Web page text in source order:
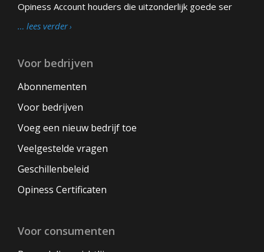
Opiness Account houders die uitzonderlijk goede ser
… lees verder
Voor bedrijven
Abonnementen
Voor bedrijven
Voeg een nieuw bedrijf toe
Veelgestelde vragen
Geschillenbeleid
Opiness Certificaten
Voor consumenten